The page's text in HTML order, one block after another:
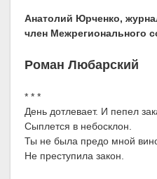
Анатолий Юрченко,
член Межрегионального
Роман Любарский
* * *
День дотлевает. И пепел
Сыплется в небосклон.
Ты не была предо мной
Не преступила закон.